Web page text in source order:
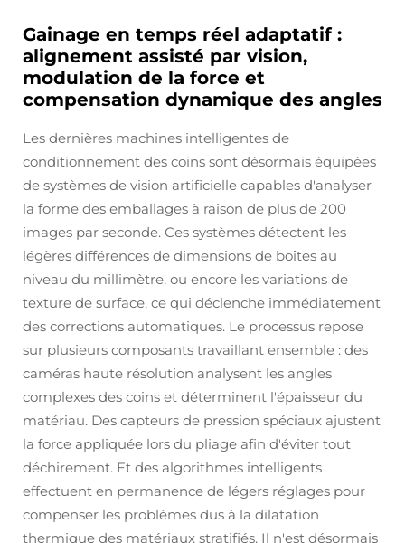
Gainage en temps réel adaptatif :
alignement assisté par vision,
modulation de la force et
compensation dynamique des angles
Les dernières machines intelligentes de
conditionnement des coins sont désormais équipées
de systèmes de vision artificielle capables d'analyser
la forme des emballages à raison de plus de 200
images par seconde. Ces systèmes détectent les
légères différences de dimensions de boîtes au
niveau du millimètre, ou encore les variations de
texture de surface, ce qui déclenche immédiatement
des corrections automatiques. Le processus repose
sur plusieurs composants travaillant ensemble : des
caméras haute résolution analysent les angles
complexes des coins et déterminent l'épaisseur du
matériau. Des capteurs de pression spéciaux ajustent
la force appliquée lors du pliage afin d'éviter tout
déchirement. Et des algorithmes intelligents
effectuent en permanence de légers réglages pour
compenser les problèmes dus à la dilatation
thermique des matériaux stratifiés. Il n'est désormais